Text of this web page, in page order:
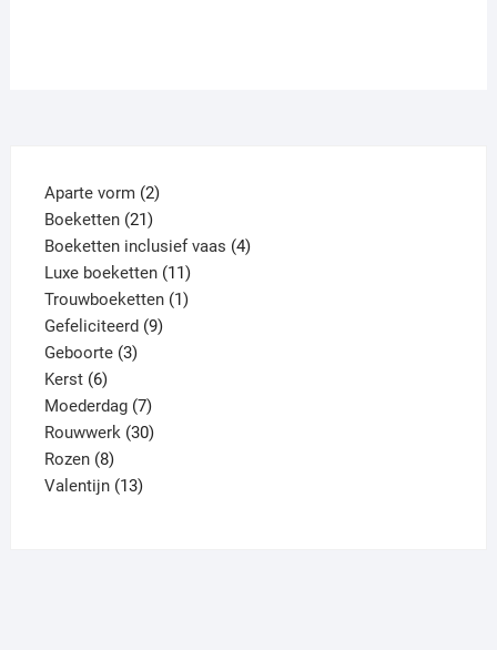
productpagina
Aparte vorm 22
producten
Boeketten 2121
producten
Boeketten inclusief vaas 44
Luxe boeketten 1111
producten
Trouwboeketten 11
Gefeliciteerd 99
Geboorte 33
Kerst 66
producten
Moederdag 77
producten
Rouwwerk 3030
Rozen 88
producten
Valentijn 1313